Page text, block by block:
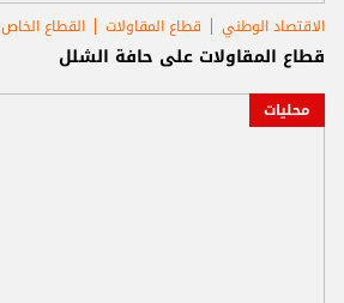
الاقتصاد الوطني قطاع المقاولات القطاع الخاص
قطاع المقاولات على حافة الشلل
محليات